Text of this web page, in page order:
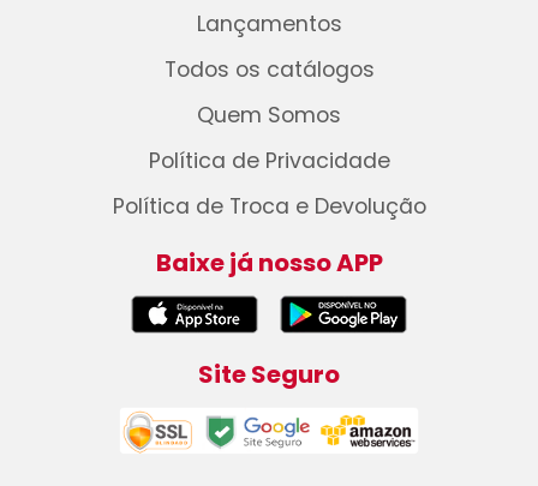
Lançamentos
Todos os catálogos
Quem Somos
Política de Privacidade
Política de Troca e Devolução
Baixe já nosso APP
Site Seguro